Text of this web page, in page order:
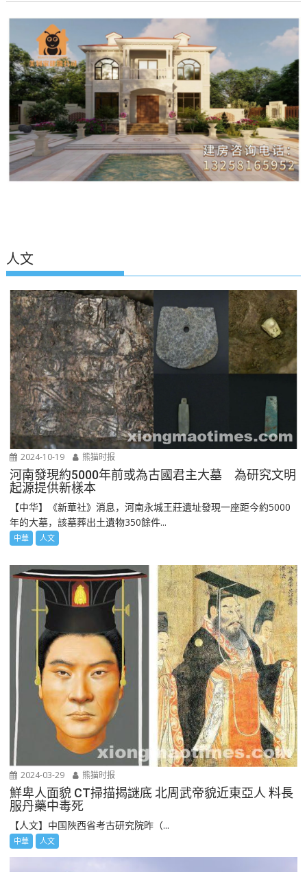
人文
2024-10-19 熊猫时报
河南發現約5000年前或為古國君主大墓 為研究文明
起源提供新樣本
【中华】《新華社》消息，河南永城王莊遺址發現一座距今約5000
年的大墓，該墓葬出土遺物350餘件...
中華 人文
2024-03-29 熊猫时报
鮮卑人面貌 CT掃描揭謎底 北周武帝貌近東亞人 料長
服丹藥中毒死
【人文】中国陜西省考古研究院昨（...
中華 人文